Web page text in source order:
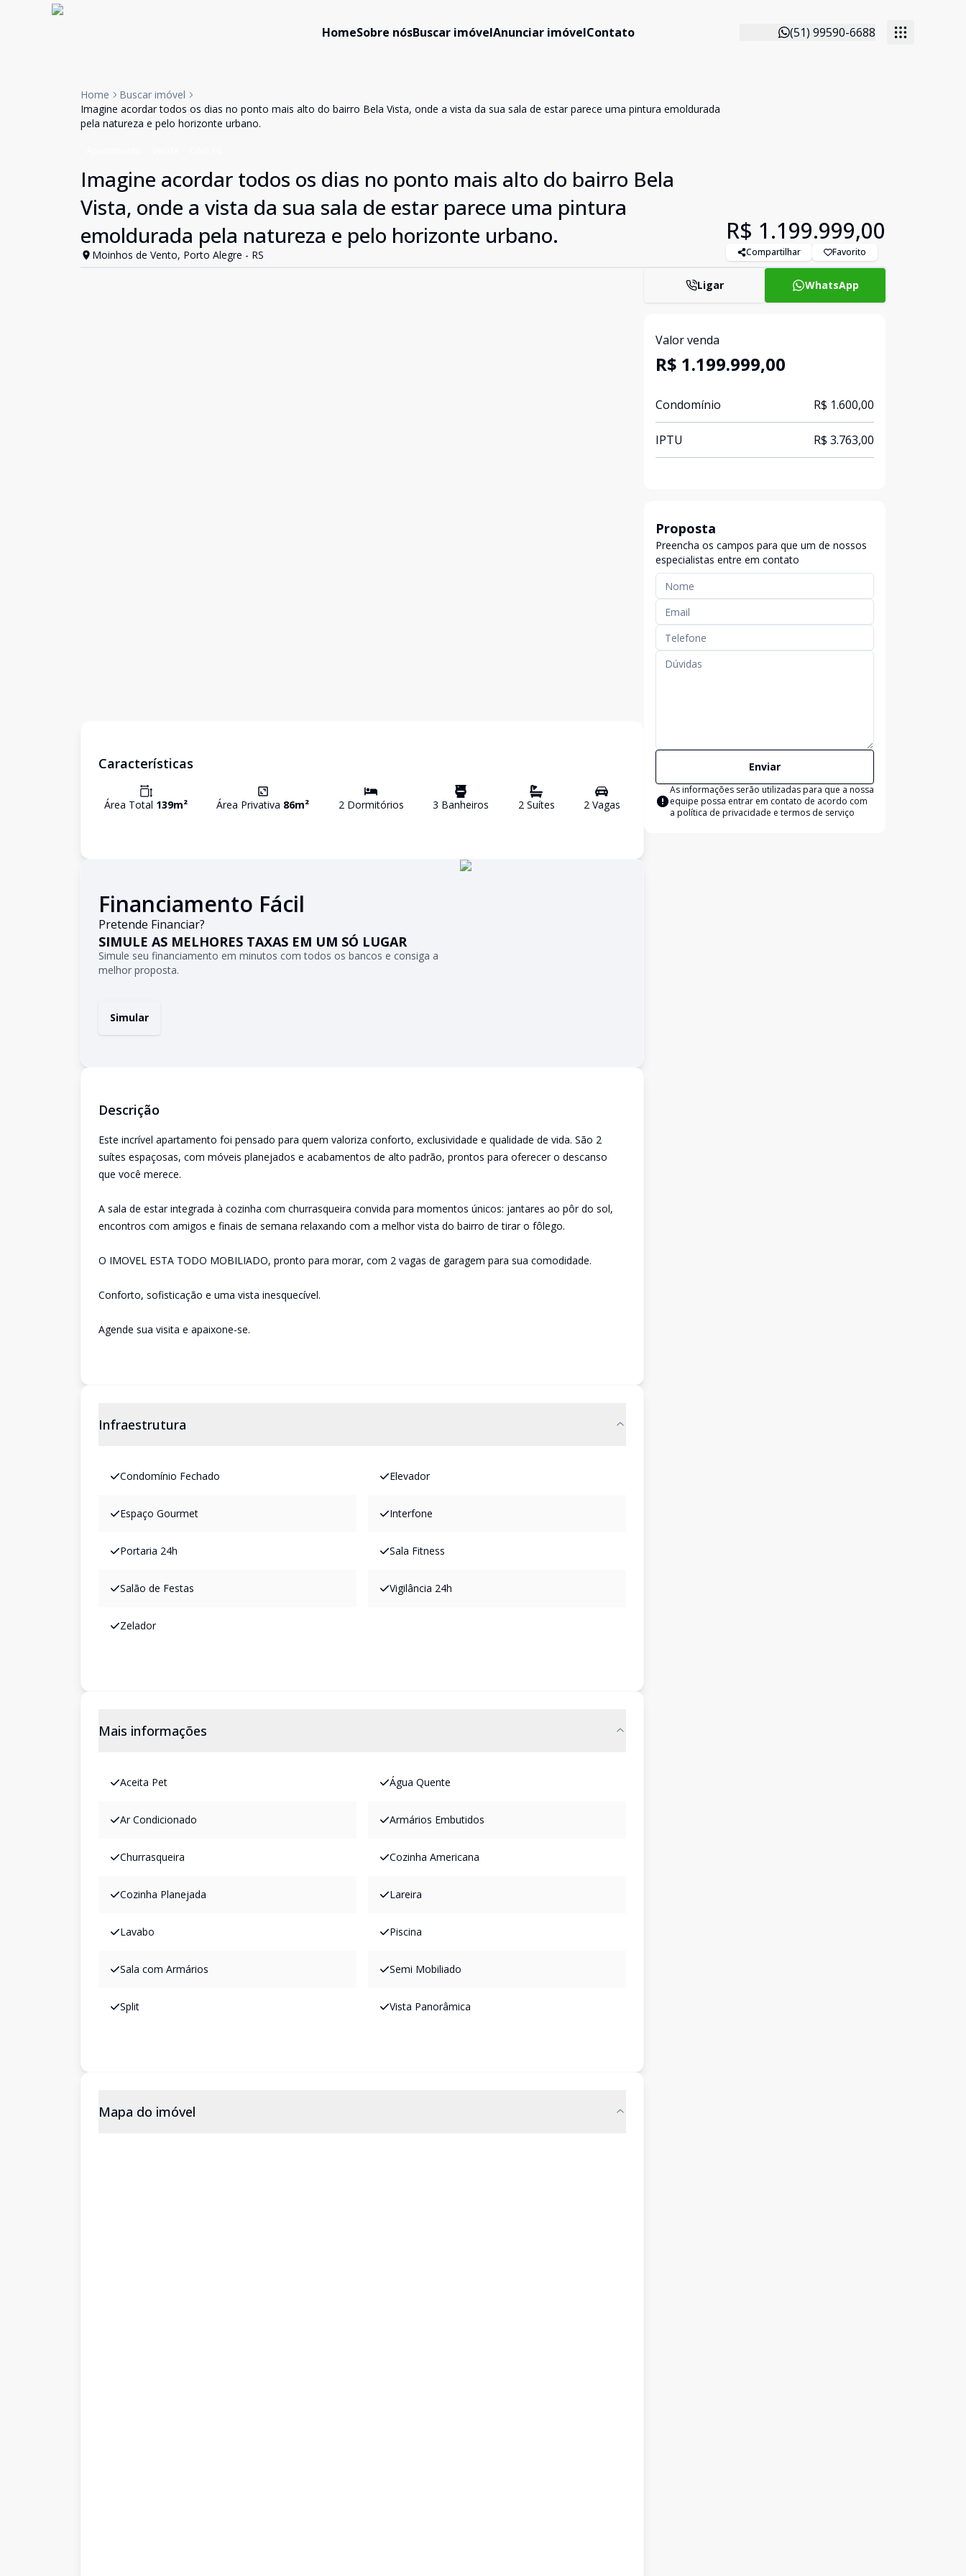
HomeSobre nósBuscar imóvelAnunciar imóvelContato (51) 99590-6688
Home
Buscar imóvel
Imagine acordar todos os dias no ponto mais alto do bairro Bela Vista, onde a vista da sua sala de estar parece uma pintura emoldurada
pela natureza e pelo horizonte urbano.
Imagine acordar todos os dias no ponto mais alto do bairro Bela
Vista, onde a vista da sua sala de estar parece uma pintura
emoldurada pela natureza e pelo horizonte urbano.
Moinhos de Vento, Porto Alegre - RS
R$ 1.199.999,00
Compartilhar Favorito
Características
Área Total 139m² Área Privativa 86m² 2Dormitórios 3 Banheiros 2Suítes 2Vagas
Financiamento Fácil
Pretende Financiar?
SIMULE AS MELHORES TAXAS EM UM SÓ LUGAR
Simule seu financiamento em minutos com todos os bancos e consiga a
melhor proposta.
Simular
Descrição
Este incrível apartamento foi pensado para quem valoriza conforto, exclusividade e qualidade de vida. São 2
suítes espaçosas, com móveis planejados e acabamentos de alto padrão, prontos para oferecer o descanso
que você merece.
A sala de estar integrada à cozinha com churrasqueira convida para momentos únicos: jantares ao pôr do sol,
encontros com amigos e finais de semana relaxando com a melhor vista do bairro de tirar o fôlego.
O IMOVEL ESTA TODO MOBILIADO, pronto para morar, com 2 vagas de garagem para sua comodidade.
Conforto, sofisticação e uma vista inesquecível.
Agende sua visita e apaixone-se.
Infraestrutura
Condomínio Fechado Elevador
Espaço Gourmet Interfone
Portaria 24h Sala Fitness
Salão de Festas Vigilância 24h
Zelador
Mais informações
Aceita Pet Água Quente
Ar Condicionado Armários Embutidos
Churrasqueira Cozinha Americana
Cozinha Planejada Lareira
Lavabo Piscina
Sala com Armários Semi Mobiliado
Split Vista Panorâmica
Mapa do imóvel
Ligar WhatsApp
Valor venda
R$ 1.199.999,00
Condomínio R$ 1.600,00
IPTU R$ 3.763,00
Proposta
Preencha os campos para que um de nossos
especialistas entre em contato
Enviar
As informações serão utilizadas para que a nossa
equipe possa entrar em contato de acordo com
a política de privacidade e termos de serviço